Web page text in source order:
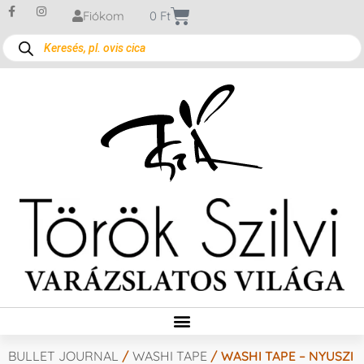
Fiókom 0 Ft
BULLET JOURNAL / WASHI TAPE / WASHI TAPE – NYUSZI